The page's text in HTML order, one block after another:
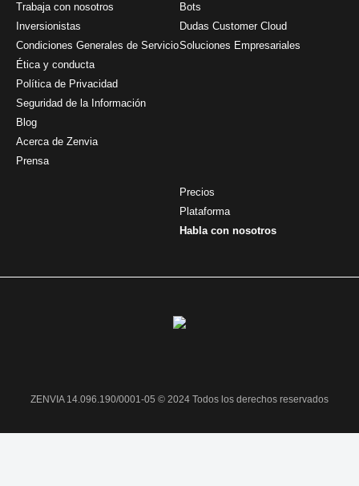
Trabaja con nosotros
Inversionistas
Condiciones Generales de Servicio
Ética y conducta
Política de Privacidad
Seguridad de la Información
Blog
Acerca de Zenvia
Prensa
Bots
Dudas Customer Cloud
Soluciones Empresariales
Precios
Plataforma
Habla con nosotros
ZENVIA 14.096.190/0001-05 © 2024 Todos los derechos reservados